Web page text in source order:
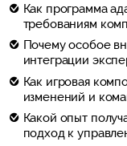
Как программа
требованиям
Почему особое
интеграции
Как игровая
изменений и
Какой опыт
подход к